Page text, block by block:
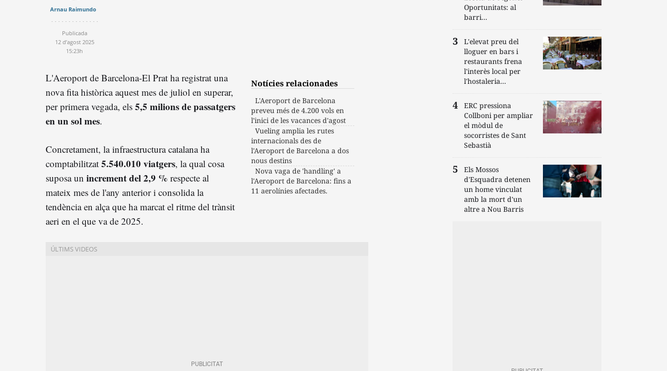
Arnau Raimundo
Publicada
12 d’agost 2025
15:23h
Notícies relacionades
L'Aeroport de Barcelona
preveu més de 4.200 vols en
l'inici de les vacances d'agost
Vueling amplia les rutes
internacionals des de
l'Aeroport de Barcelona a dos
nous destins
Nova vaga de 'handling' a
l'Aeroport de Barcelona: fins a
11 aerolínies afectades.
L'Aeroport de Barcelona-El Prat ha registrat una
nova fita històrica aquest mes de juliol en superar,
per primera vegada, els 5,5 milions de passatgers
en un sol mes.
Concretament, la infraestructura catalana ha
comptabilitzat 5.540.010 viatgers, la qual cosa
suposa un increment del 2,9 % respecte al
mateix mes de l'any anterior i consolida la
tendència en alça que ha marcat el ritme del trànsit
aeri en el que va de 2025.
Oportunitats: al
barri...
L'elevat preu del
lloguer en bars i
restaurants frena
l'interès local per
l'hostaleria...
ERC pressiona
Collboni per ampliar
el mòdul de
socorristes de Sant
Sebastià
Els Mossos
d'Esquadra detenen
un home vinculat
amb la mort d'un
altre a Nou Barris